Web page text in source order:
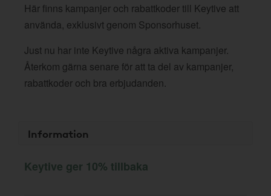
Här finns kampanjer och rabattkoder till Keytive att
använda, exklusivt genom Sponsorhuset.
Just nu har inte Keytive några aktiva kampanjer.
Återkom gärna senare för att ta del av kampanjer,
rabattkoder och bra erbjudanden.
Information
Keytive ger 10% tillbaka